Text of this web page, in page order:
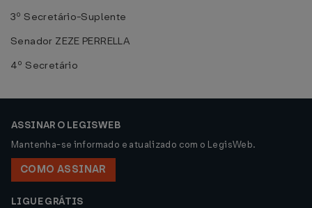
3º Secretário-Suplente
Senador ZEZE PERRELLA
4º Secretário
ASSINAR O LEGISWEB
Mantenha-se informado e atualizado com o LegisWeb.
COMO ASSINAR
LIGUE GRÁTIS